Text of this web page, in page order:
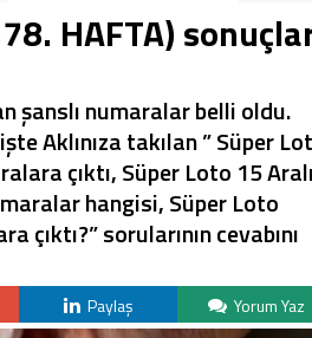
HAFTA)
şanslı numaralar belli oldu.
Aklınıza takılan ” Süper
çıktı, Süper Loto 15
hangisi, Süper Loto
sorularının cevabını
Paylaş Yorum Yaz